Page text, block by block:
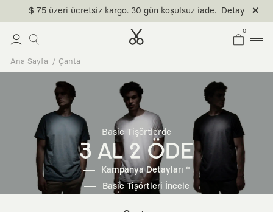
$ 75 üzeri ücretsiz kargo. 30 gün koşulsuz iade. Detay
0
Ana Sayfa Çanta
Basic Tişörtlerde
3 AL 2 ÖDE
Kampanya Detayları *
Basic Tişörtleri İncele